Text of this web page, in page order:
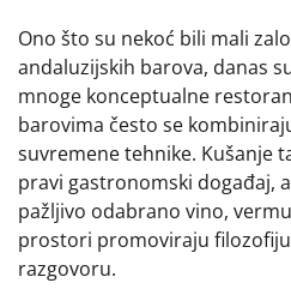
Ono što su nekoć bili mali
andaluzijskih barova, danas
mnoge konceptualne
barovima često se
suvremene tehnike. Kušanje
pravi gastronomski događaj,
pažljivo odabrano vino,
prostori promoviraju
razgovoru.